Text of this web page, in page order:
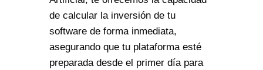
de calcular la inversión de tu
software de forma inmediata,
asegurando que tu plataforma esté
preparada desde el primer día para